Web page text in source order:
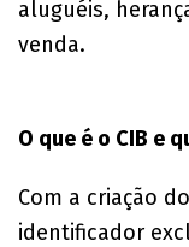
aluguéis,
venda.
O que é o CIB e
Com a criação
identificador